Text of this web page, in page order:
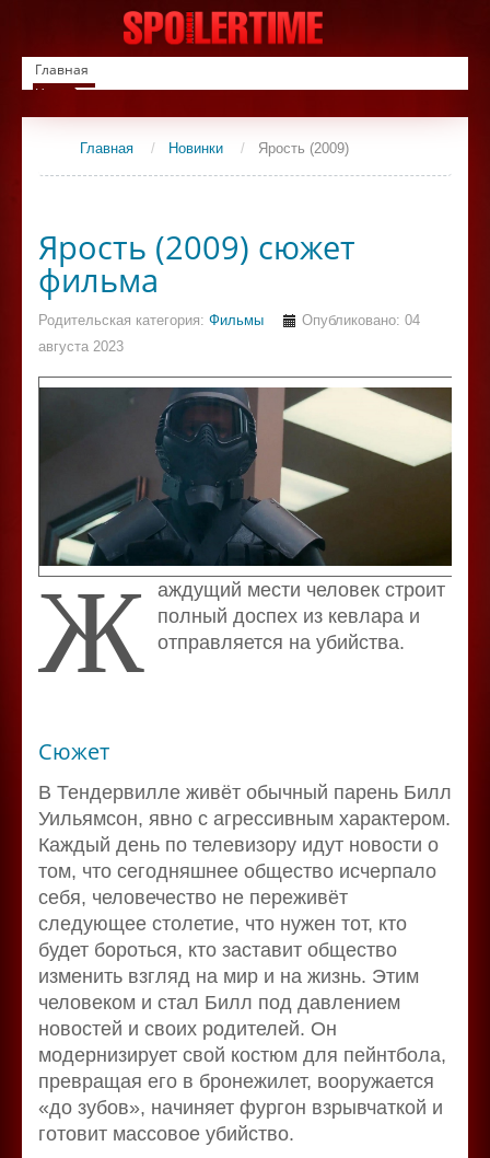
Главная
Новинки
Список фильмов
СериалыГлавная / Новинки / Ярость (2009)
Ярость (2009) сюжет
фильма
Родительская категория: Фильмы
Опубликовано: 04
августа 2023
Ж аждущий мести человек строит
полный доспех из кевлара и
отправляется на убийства.
Сюжет
В Тендервилле живёт обычный парень Билл
Уильямсон, явно с агрессивным характером.
Каждый день по телевизору идут новости о
том, что сегодняшнее общество исчерпало
себя, человечество не переживёт
следующее столетие, что нужен тот, кто
будет бороться, кто заставит общество
изменить взгляд на мир и на жизнь. Этим
человеком и стал Билл под давлением
новостей и своих родителей. Он
модернизирует свой костюм для пейнтбола,
превращая его в бронежилет, вооружается
«до зубов», начиняет фургон взрывчаткой и
готовит массовое убийство.